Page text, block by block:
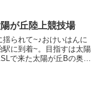
は長崎行かないけ...
が丘陸上競技場
揺られて~♪おけいはんに
駅に到着~。目指すは太陽
で来た太陽が丘Bの奥に